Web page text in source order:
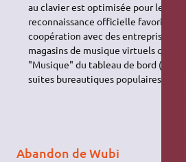
au clavier est optimisée pour les
reconnaissance officielle favorisera
coopération avec des entreprises
magasins de musique virtuels qui
"Musique" du tableau de bord (Baidu
suites bureautiques populaires en
Abandon de Wubi